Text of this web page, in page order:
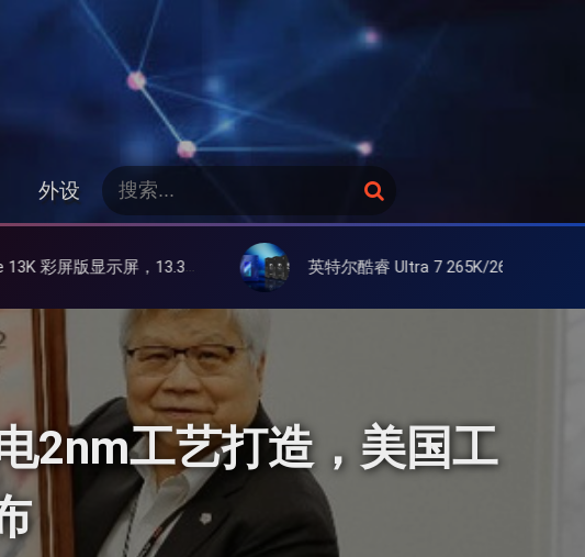
外设
搜
索
：
搜
高刷彩色墨水屏 英特尔酷睿 Ultra 7 265K/265KF 官降100美元促销，快和酷睿 Ultra 5 差不多了
2nm工艺打造，美国工